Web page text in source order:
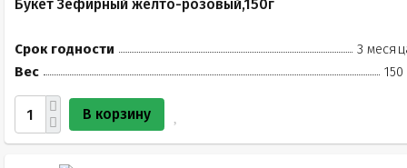
Букет Зефирный жёлто-розовый,150г
Срок годности
3
Вес
150
В корзину